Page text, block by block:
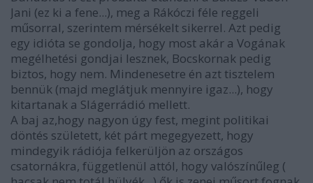
Jani (ez ki a fene...), meg a Rákóczi féle reggeli
műsorral, szerintem mérsékelt sikerrel. Azt pedig
egy idióta se gondolja, hogy most akár a Vogának
megélhetési gondjai lesznek, Bocskornak pedig
biztos, hogy nem. Mindenesetre én azt tisztelem
bennük (majd meglátjuk mennyire igaz...), hogy
kitartanak a Slágerrádió mellett.
A baj az,hogy nagyon úgy fest, megint politikai
döntés született, két párt megegyezett, hogy
mindegyik rádiója felkerüljön az országos
csatornákra, függetlenül attól, hogy valószínűleg (